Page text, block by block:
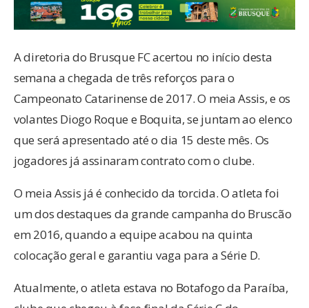
A diretoria do Brusque FC acertou no início desta
semana a chegada de três reforços para o
Campeonato Catarinense de 2017. O meia Assis, e os
volantes Diogo Roque e Boquita, se juntam ao elenco
que será apresentado até o dia 15 deste mês. Os
jogadores já assinaram contrato com o clube.
O meia Assis já é conhecido da torcida. O atleta foi
um dos destaques da grande campanha do Bruscão
em 2016, quando a equipe acabou na quinta
colocação geral e garantiu vaga para a Série D.
Atualmente, o atleta estava no Botafogo da Paraíba,